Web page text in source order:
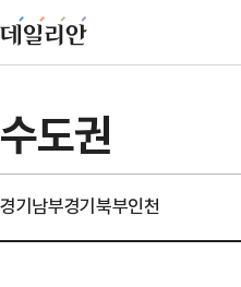
수도권
경기남부경기북부인천